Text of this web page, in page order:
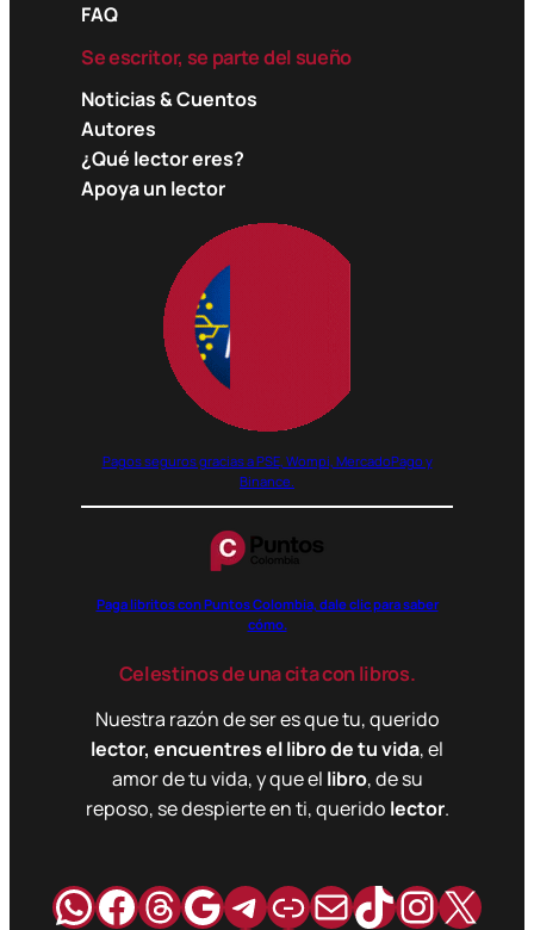
FAQ
Se escritor, se parte del sueño
Noticias & Cuentos
Autores
¿Qué lector eres?
Apoya un lector
Pagos seguros gracias a PSE, Wompi, MercadoPago y
Binance.
Paga libritos con Puntos Colombia, dale clic para saber
cómo.
Celestinos de una cita con libros.
Nuestra razón de ser es que tu, querido
lector, encuentres el libro de tu vida, el
amor de tu vida, y que el libro, de su
reposo, se despierte en ti, querido lector.
WhatsApp
Facebook
Hilos
Google
Telegram
Enlace
Correo
TikTok
X